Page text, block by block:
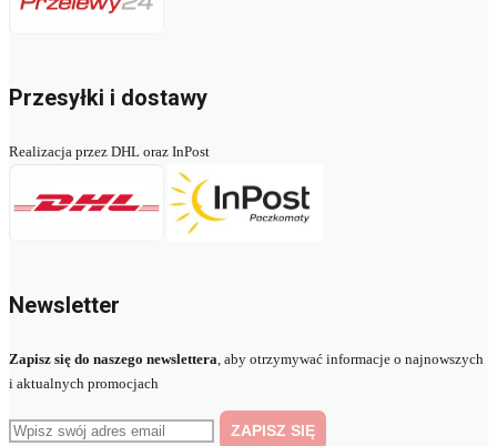
Przesyłki i dostawy
Realizacja przez DHL oraz InPost
Newsletter
Zapisz się do naszego newslettera, aby otrzymywać informacje o najnowszych
i aktualnych promocjach